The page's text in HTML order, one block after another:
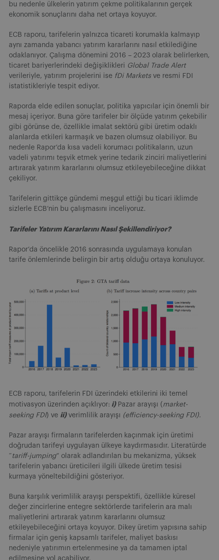
bu nedenle ülkelerin yatırım çekme politikalarının gerçek
ekonomik sonuçlarını daha net ortaya koyuyor.
ECB raporu, tarifelerin yalnızca ticareti korumakla kalmayıp
aynı zamanda yabancı yatırım kararlarını nasıl etkilediğine
odaklanıyor. Çalışma dönemini 2016 – 2023 olarak belirlerken,
ticaret bariyerlerindeki değişiklikleri Global Trade Alert
verileriyle, yatırım projelerini ise fDi Markets ve resmi FDI
istatistikleriyle tespit ediyor.
Raporda elde edilen sonuçlar, politika yapıcılar için önemli bir
mesaj içeriyor. Buna göre tarifeler bir ölçüde yatırım çekebilir
gibi görünse de, özellikle imalat sektörü gibi üretim odaklı
alanlarda etkileri karmaşık ve bazen olumsuz olabiliyor. Bu
nedenle Rapor’da kısa vadeli korumacı politikaların, uzun
vadeli yatırımı teşvik etmek yerine tedarik zinciri maliyetlerini
artırarak yatırım kararlarını olumsuz etkileyebileceğine dikkat
çekiliyor.
Tarifelerin gittikçe gündemi meşgul ettiği bu ticari iklimde
sizlerle ECB’nin bu çalışmasını inceliyoruz.
Tarifeler Yatırım Kararlarını Nasıl Şekillendiriyor?
Rapor’da öncelikle 2016 sonrasında uygulamaya konulan
tarife önlemlerinde belirgin bir artış olduğu ortaya konuluyor.
ECB raporu, tarifelerin FDI üzerindeki etkilerini iki temel
motivasyon üzerinden açıklıyor: i)Pazar arayışı (market-
seeking FDI) ve ii)verimlilik arayışı (efficiency-seeking FDI).
Pazar arayışı firmaların tarifelerden kaçınmak için üretimi
doğrudan tarifeyi uygulayan ülkeye kaydırmasıdır. Literatürde
“ tariff-jumping” olarak adlandırılan bu mekanizma, yüksek
tarifelerin yabancı üreticileri ilgili ülkede üretim tesisi
kurmaya yöneltebildiğini gösteriyor.
Buna karşılık verimlilik arayışı perspektifi, özellikle küresel
değer zincirlerine entegre sektörlerde tarifelerin ara malı
maliyetlerini artırarak yatırım kararlarını olumsuz
etkileyebileceğini ortaya koyuyor. Dikey üretim yapısına sahip
firmalar için geniş kapsamlı tarifeler, maliyet baskısı
nedeniyle yatırımın ertelenmesine ya da tamamen iptal
edilmesine yol açabiliyor.